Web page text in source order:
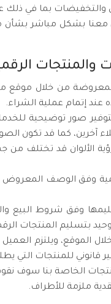
والتخفيضات بما في
معنا بشكل مباشر بشأن
من خلال موقع
عند إتمام عملية الشراء.
صور توضيحية
آخرين، كما قد تكون
الألوان قد تختلف من
وفق الوصف
وفق شروط البيع
بتسليم المنتجات
الموقع، ويلتزم
قانوني للمنتجات التي
الخاصة بنا سوف
ملزمة للأطراف.